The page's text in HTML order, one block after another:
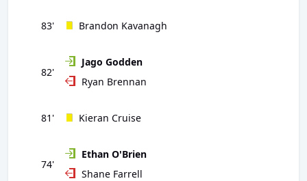
83' Brandon Kavanagh
82'
Jago Godden
Ryan Brennan
81' Kieran Cruise
74'
Ethan O'Brien
Shane Farrell